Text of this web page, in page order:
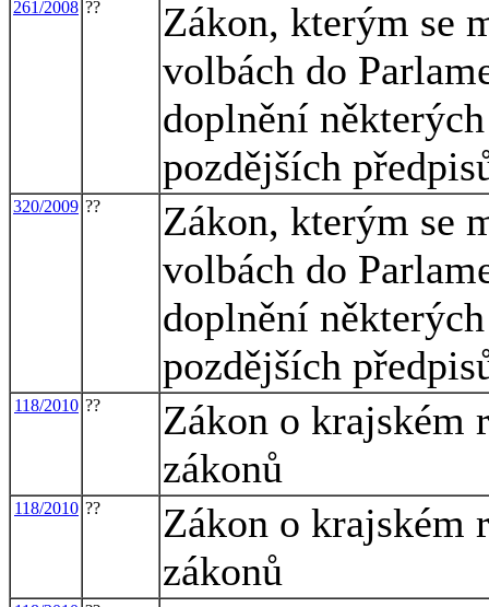
261/2008 ??
Zákon, kterým se
volbách do
doplnění
pozdějších
320/2009 ??
Zákon, kterým se
volbách do
doplnění
pozdějších
118/2010 ??
Zákon o krajském
zákonů
118/2010 ??
Zákon o krajském
zákonů